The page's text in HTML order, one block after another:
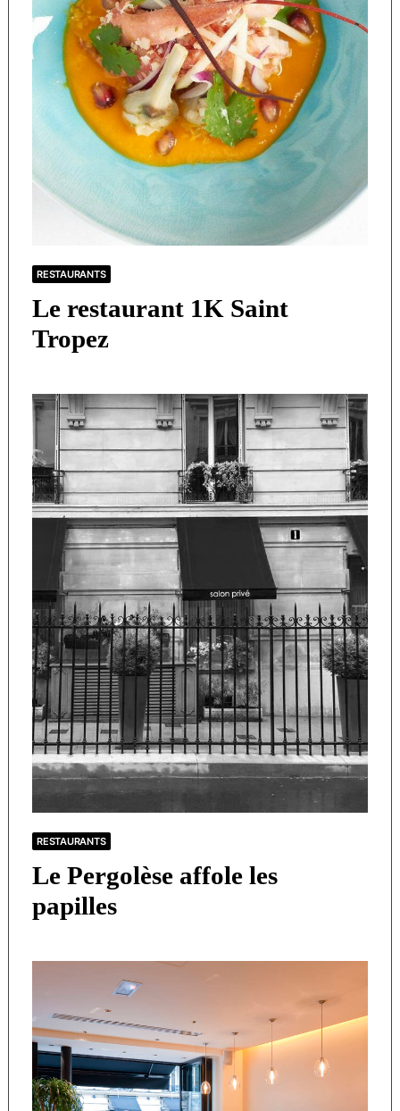
RESTAURANTS
Le restaurant 1K Saint
Tropez
RESTAURANTS
Le Pergolèse affole les
papilles